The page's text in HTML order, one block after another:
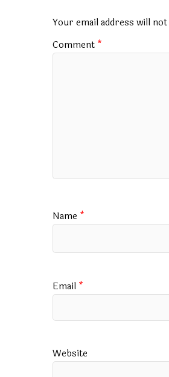
o
k
p
p
Your email address will
Comment *
Name *
Email *
Website